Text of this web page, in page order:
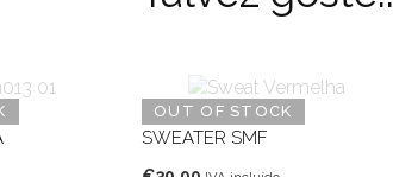
OUT OF STOCK
SWEATER SMF